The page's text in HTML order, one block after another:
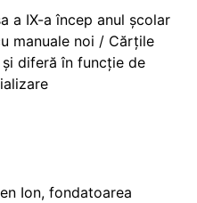
a IX-a încep anul școlar
manuale noi / Cărțile
diferă în funcție de
Ion, fondatoarea